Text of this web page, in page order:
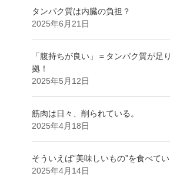
タンパク質は内臓の負担？
2025年6月21日
「腹持ちが良い」＝タンパク質が足
拠！
2025年5月12日
筋肉は日々、削られている。
2025年4月18日
そういえば“美味しいもの”を食べてい
2025年4月14日